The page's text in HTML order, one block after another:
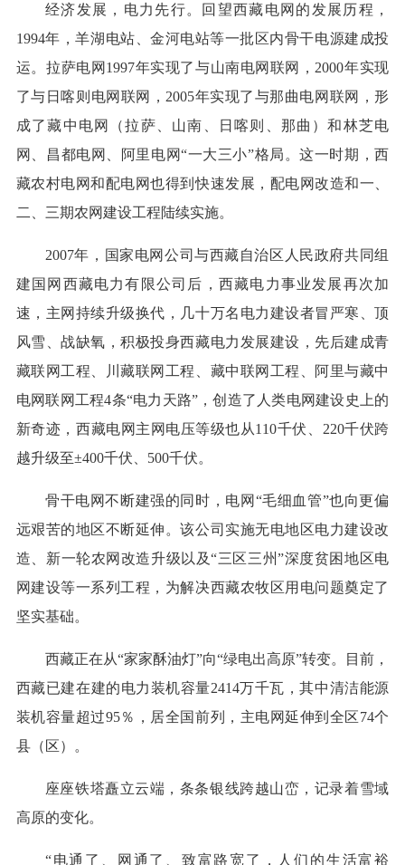
经济发展，电力先行。回望西藏电网的发展历程，
1994年，羊湖电站、金河电站等一批区内骨干电源建成投
运。拉萨电网1997年实现了与山南电网联网，2000年实现
了与日喀则电网联网，2005年实现了与那曲电网联网，形
成了藏中电网（拉萨、山南、日喀则、那曲）和林芝电
网、昌都电网、阿里电网“一大三小”格局。这一时期，西
藏农村电网和配电网也得到快速发展，配电网改造和一、
二、三期农网建设工程陆续实施。
2007年，国家电网公司与西藏自治区人民政府共同组
建国网西藏电力有限公司后，西藏电力事业发展再次加
速，主网持续升级换代，几十万名电力建设者冒严寒、顶
风雪、战缺氧，积极投身西藏电力发展建设，先后建成青
藏联网工程、川藏联网工程、藏中联网工程、阿里与藏中
电网联网工程4条“电力天路”，创造了人类电网建设史上的
新奇迹，西藏电网主网电压等级也从110千伏、220千伏跨
越升级至±400千伏、500千伏。
骨干电网不断建强的同时，电网“毛细血管”也向更偏
远艰苦的地区不断延伸。该公司实施无电地区电力建设改
造、新一轮农网改造升级以及“三区三州”深度贫困地区电
网建设等一系列工程，为解决西藏农牧区用电问题奠定了
坚实基础。
西藏正在从“家家酥油灯”向“绿电出高原”转变。目前，
西藏已建在建的电力装机容量2414万千瓦，其中清洁能源
装机容量超过95％，居全国前列，主电网延伸到全区74个
县（区）。
座座铁塔矗立云端，条条银线跨越山峦，记录着雪域
高原的变化。
“电通了、网通了、致富路宽了，人们的生活富裕